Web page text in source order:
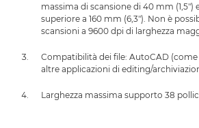
massima di scansione di 40 mm (1,5")
superiore a 160 mm (6,3"). Non è
scansioni a 9600 dpi di larghezza
Compatibilità dei file: AutoCAD (come
altre applicazioni di editing/
Larghezza massima supporto 38